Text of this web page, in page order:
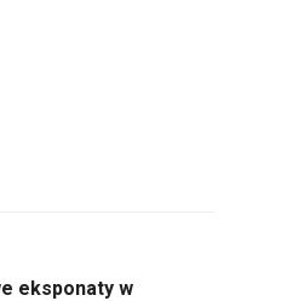
eksponaty w